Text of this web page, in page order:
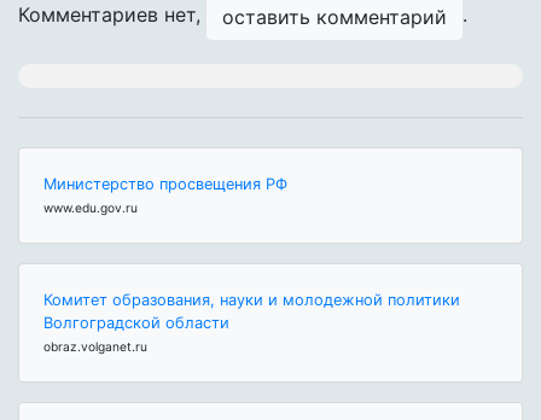
Комментариев нет, оставить комментарий .
Министерство просвещения РФ
www.edu.gov.ru
Комитет образования, науки и молодежной политики
Волгоградской области
obraz.volganet.ru